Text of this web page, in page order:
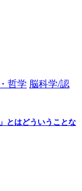
哲学 脳科学/認
とはどういうことな